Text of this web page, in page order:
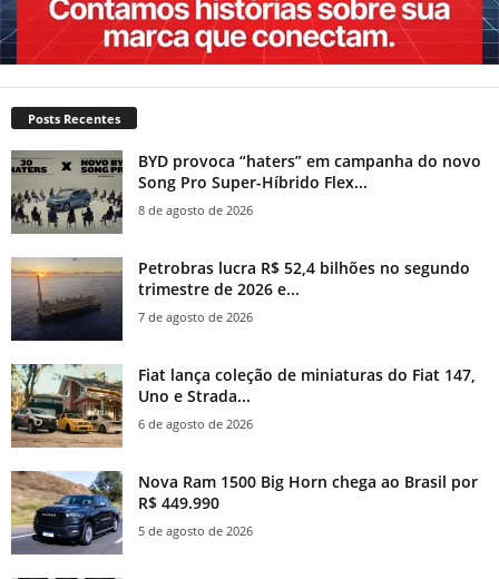
Posts Recentes
BYD provoca “haters” em campanha do novo
Song Pro Super-Híbrido Flex...
8 de agosto de 2026
Petrobras lucra R$ 52,4 bilhões no segundo
trimestre de 2026 e...
7 de agosto de 2026
Fiat lança coleção de miniaturas do Fiat 147,
Uno e Strada...
6 de agosto de 2026
Nova Ram 1500 Big Horn chega ao Brasil por
R$ 449.990
5 de agosto de 2026